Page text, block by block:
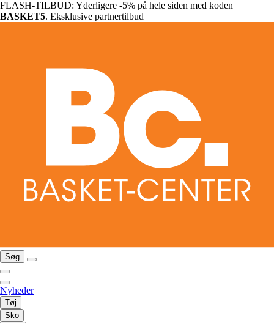
FLASH-TILBUD: Yderligere -5% på hele siden med koden
BASKET5. Eksklusive partnertilbud
Søg
Nyheder
Tøj
Sko